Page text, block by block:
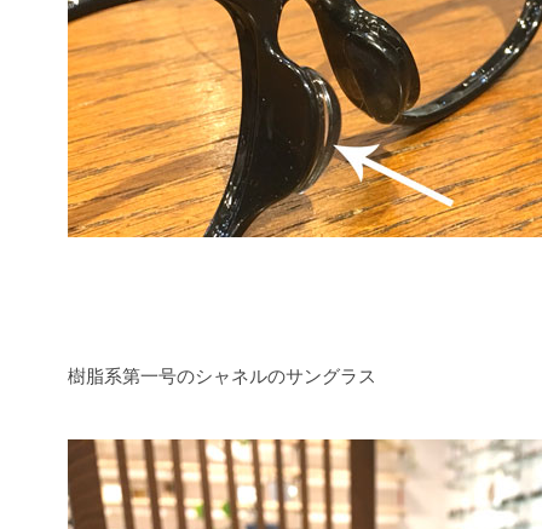
樹脂系第一号のシャネルのサングラス